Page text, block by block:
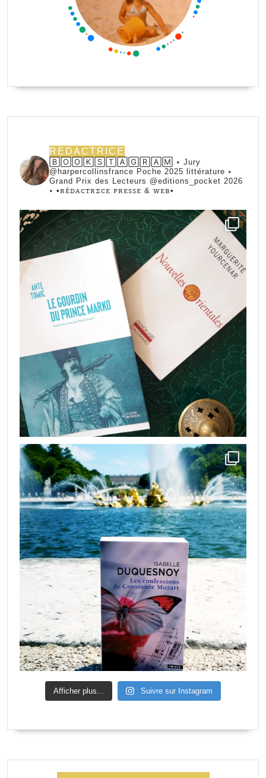
REDACTRICE
🄱🄾🄾🄺🅂🅃🄰🄶🅁🄰🄼 ⭑ Jury
@harpercollinsfrance Poche 2025 littérature ⭑
Grand Prix des Lecteurs @editions_pocket 2026
⭑ •ꭱꭼ́ꭰꭺꮯꭲꭱꮖꮯꭼ ꮲꭱꭼꮪꮪꭼ & ꮃꭼᏼ•
Afficher plus... Suivre sur Instagram